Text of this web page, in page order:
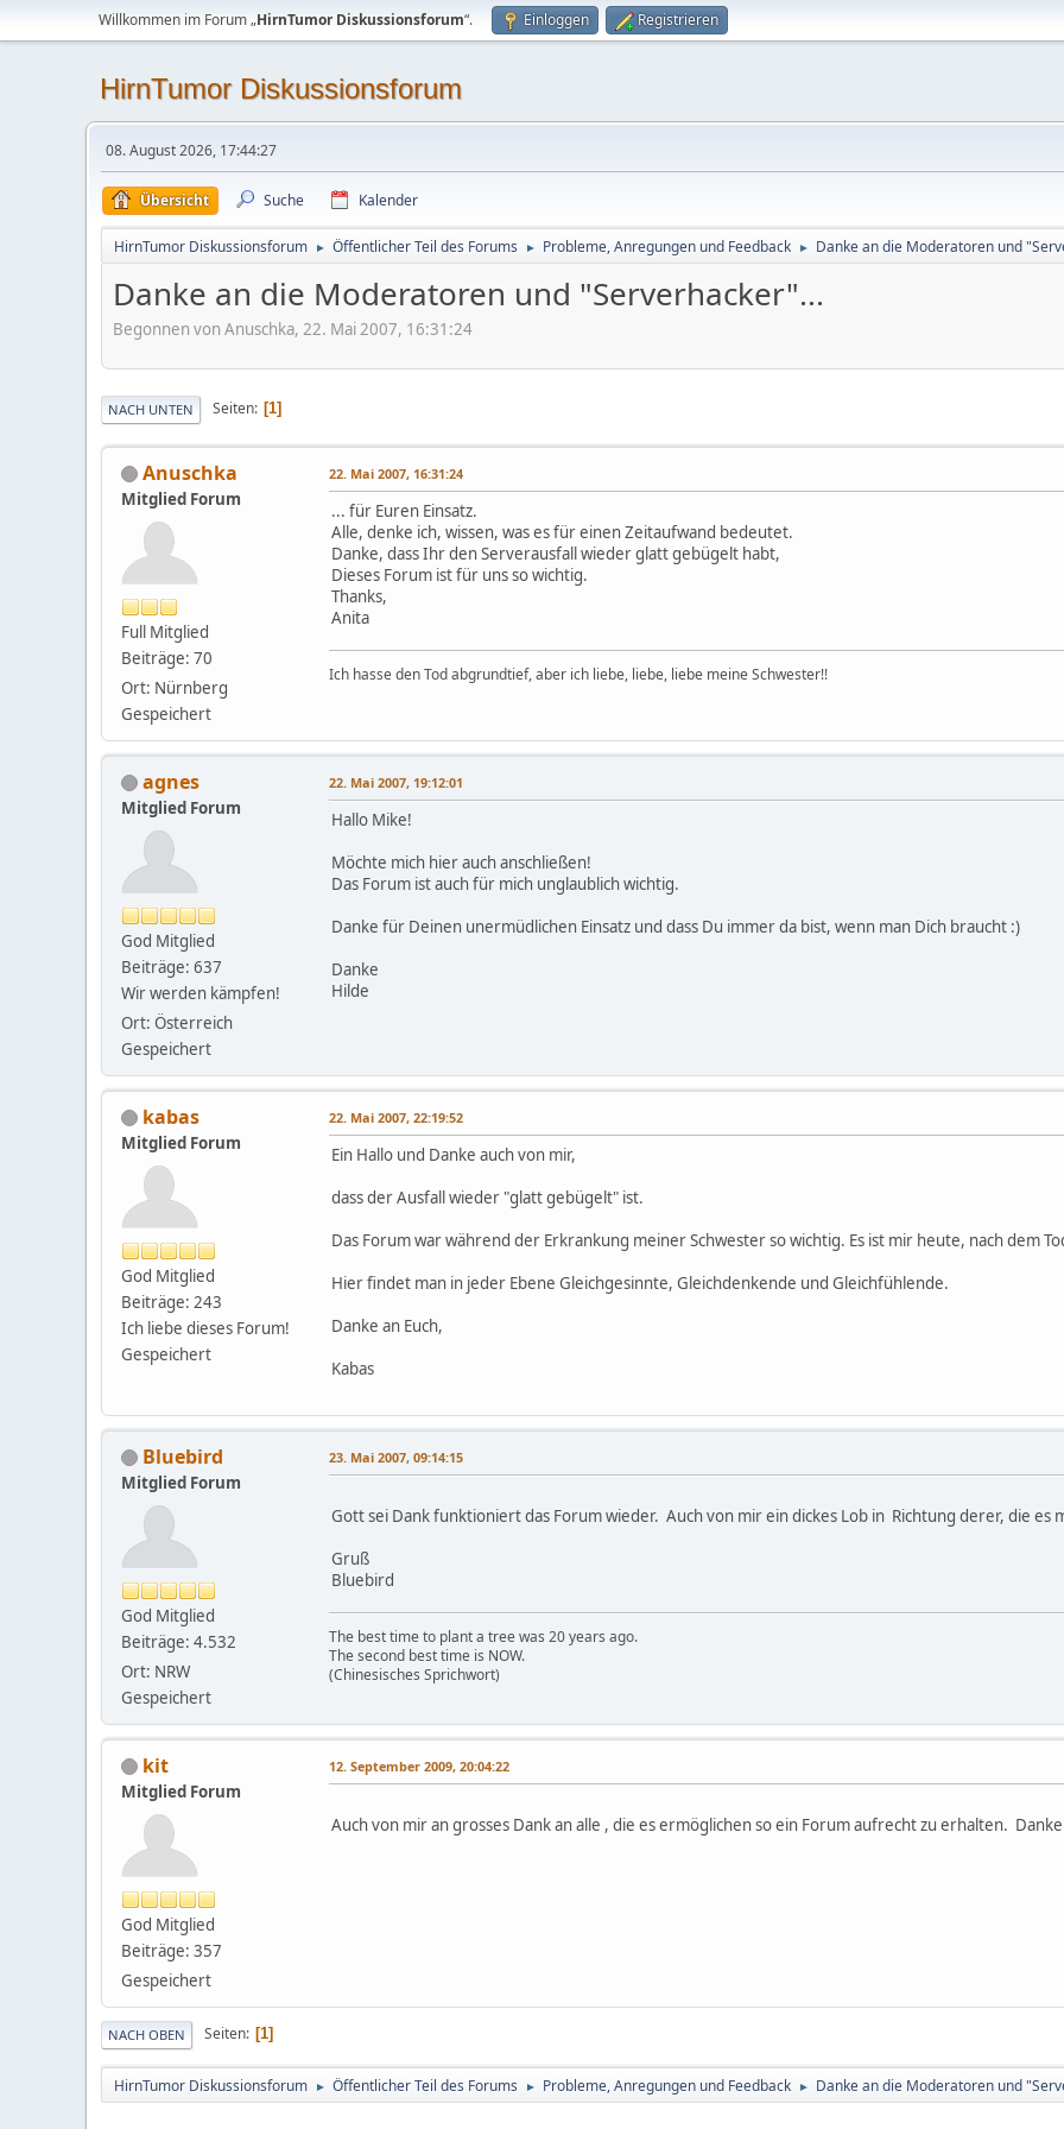
Willkommen im Forum „HirnTumor Diskussionsforum“. Einloggen Registrieren
HirnTumor Diskussionsforum
08. August 2026, 17:44:27
Übersicht Suche Kalender
HirnTumor Diskussionsforum ► Öffentlicher Teil des Forums ► Probleme, Anregungen und Feedback ► Danke an die Moderatoren und
Danke an die Moderatoren und "Serverhacker"...
Begonnen von Anuschka, 22. Mai 2007, 16:31:24
NACH UNTEN Seiten 1
Anuschka
Mitglied Forum
Full Mitglied
Beiträge: 70
Ort: Nürnberg
Gespeichert
22. Mai 2007, 16:31:24
... für Euren Einsatz.
Alle, denke ich, wissen, was es für einen Zeitaufwand bedeutet.
Danke, dass Ihr den Serverausfall wieder glatt gebügelt habt,
Dieses Forum ist für uns so wichtig.
Thanks,
Anita
Ich hasse den Tod abgrundtief, aber ich liebe, liebe, liebe meine Schwester!!
agnes
Mitglied Forum
God Mitglied
Beiträge: 637
Wir werden kämpfen!
Ort: Österreich
Gespeichert
22. Mai 2007, 19:12:01
Hallo Mike!
Möchte mich hier auch anschließen!
Das Forum ist auch für mich unglaublich wichtig.
Danke für Deinen unermüdlichen Einsatz und dass Du immer da bist, wenn man Dich braucht :)
Danke
Hilde
kabas
Mitglied Forum
God Mitglied
Beiträge: 243
Ich liebe dieses Forum!
Gespeichert
22. Mai 2007, 22:19:52
Ein Hallo und Danke auch von mir,
dass der Ausfall wieder "glatt gebügelt" ist.
Das Forum war während der Erkrankung meiner Schwester so wichtig. Es ist mir heute, nach dem
Hier findet man in jeder Ebene Gleichgesinnte, Gleichdenkende und Gleichfühlende.
Danke an Euch,
Kabas
Bluebird
Mitglied Forum
God Mitglied
Beiträge: 4.532
Ort: NRW
Gespeichert
23. Mai 2007, 09:14:15
Gott sei Dank funktioniert das Forum wieder. Auch von mir ein dickes Lob in Richtung derer, die es
Gruß
Bluebird
The best time to plant a tree was 20 years ago.
The second best time is NOW.
(Chinesisches Sprichwort)
kit
Mitglied Forum
God Mitglied
Beiträge: 357
Gespeichert
12. September 2009, 20:04:22
Auch von mir an grosses Dank an alle , die es ermöglichen so ein Forum aufrecht zu erhalten.
NACH OBEN Seiten 1
HirnTumor Diskussionsforum ► Öffentlicher Teil des Forums ► Probleme, Anregungen und Feedback ► Danke an die Moderatoren und